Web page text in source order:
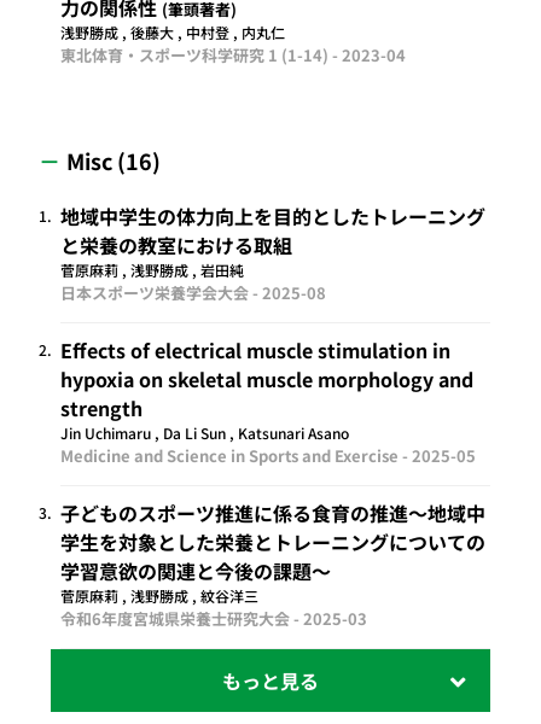
力の関係性 筆頭著者
浅野勝成 , 後藤大 , 中村登 , 内丸仁
東北体育・スポーツ科学研究 1 (1-14) - 2023-04
Misc (16)
1. 地域中学生の体力向上を目的としたトレーニング
と栄養の教室における取組
菅原麻莉 , 浅野勝成 , 岩田純
日本スポーツ栄養学会大会 - 2025-08
2. Effects of electrical muscle stimulation in
hypoxia on skeletal muscle morphology and
strength
Jin Uchimaru , Da Li Sun , Katsunari Asano
Medicine and Science in Sports and Exercise - 2025-05
3. 子どものスポーツ推進に係る食育の推進～地域中
学生を対象とした栄養とトレーニングについての
学習意欲の関連と今後の課題～
菅原麻莉 , 浅野勝成 , 紋谷洋三
令和6年度宮城県栄養士研究大会 - 2025-03